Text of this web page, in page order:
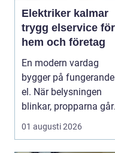
Elektriker kalmar
trygg elservice för
hem och företag
En modern vardag
bygger på fungerande
el. När belysningen
blinkar, propparna går
eller en ny laddbox...
01 augusti 2026